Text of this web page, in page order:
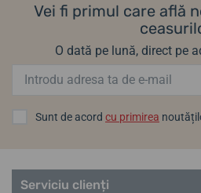
Vei fi primul care află
O dată pe lună, direct pe
Sunt de acord cu primirea
Serviciu clienți